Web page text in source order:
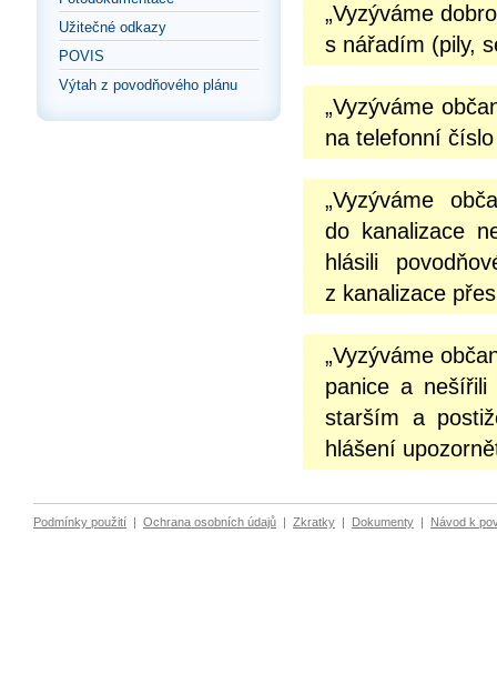
Užitečné odkazy
POVIS
Výtah z povodňového plánu
„Vyzýváme
s nářadím (pily,
„Vyzýváme
na telefonní
„Vyzýváme
do kanalizace
hlásili
z kanalizace
„Vyzýváme
panice a nešířili
starším a
hlášení
Podmínky použití Ochrana osobních údajů Zkratky Dokumenty Návod k